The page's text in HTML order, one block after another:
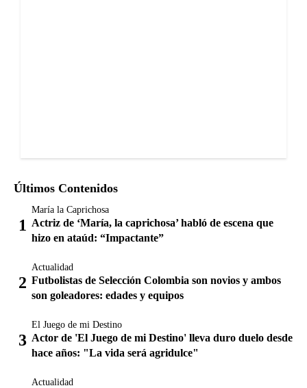
Últimos Contenidos
María la Caprichosa
Actriz de ‘María, la caprichosa’ habló de escena que
hizo en ataúd: “Impactante”
Actualidad
Futbolistas de Selección Colombia son novios y ambos
son goleadores: edades y equipos
El Juego de mi Destino
Actor de 'El Juego de mi Destino' lleva duro duelo desde
hace años: "La vida será agridulce"
Actualidad